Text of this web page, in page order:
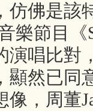
仿佛是該
樂節目
演唱比
顯然已同
像，周董